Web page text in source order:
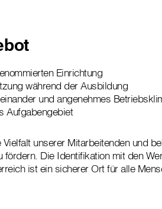
Einrichtung
während der Ausbildung
und angenehmes
Aufgabengebiet
unserer Mitarbeitenden und
fördern. Die Identifikation mit den
ist ein sicherer Ort für alle